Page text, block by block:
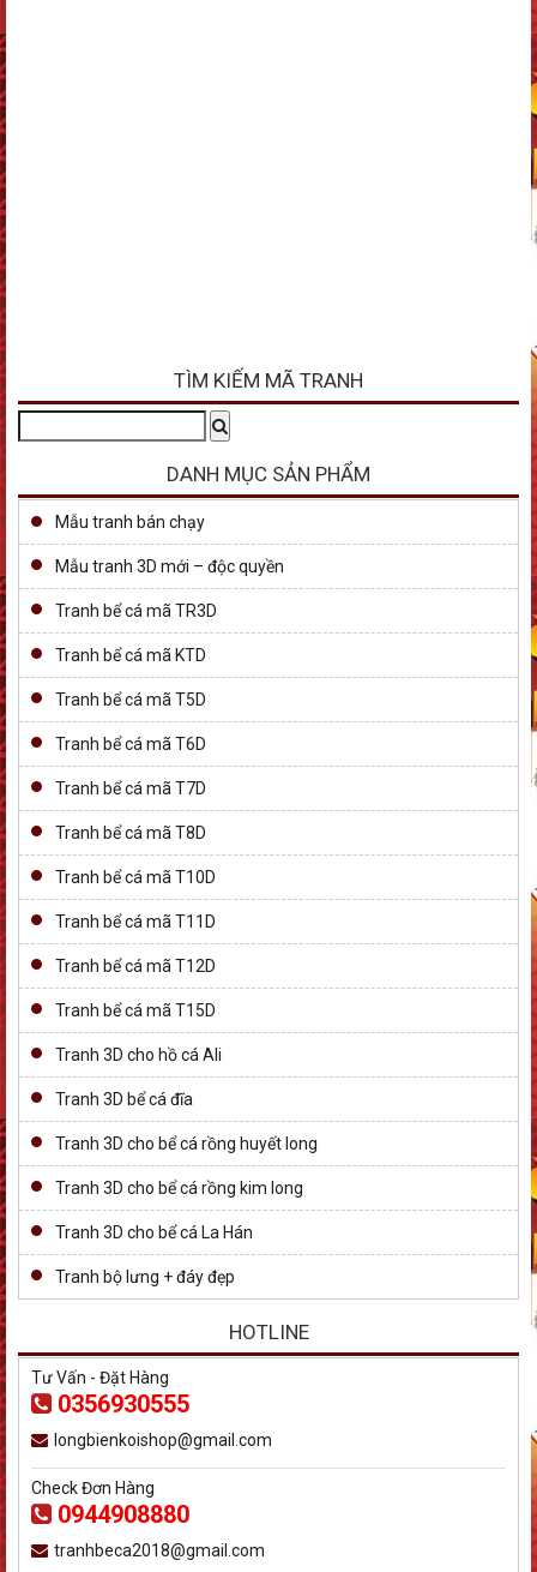
TÌM KIẾM MÃ TRANH
DANH MỤC SẢN PHẨM
Mẫu tranh bán chạy
Mẫu tranh 3D mới – độc quyền
Tranh bể cá mã TR3D
Tranh bể cá mã KTD
Tranh bể cá mã T5D
Tranh bể cá mã T6D
Tranh bể cá mã T7D
Tranh bể cá mã T8D
Tranh bể cá mã T10D
Tranh bể cá mã T11D
Tranh bể cá mã T12D
Tranh bể cá mã T15D
Tranh 3D cho hồ cá Ali
Tranh 3D bể cá đĩa
Tranh 3D cho bể cá rồng huyết long
Tranh 3D cho bể cá rồng kim long
Tranh 3D cho bể cá La Hán
Tranh bộ lưng + đáy đẹp
HOTLINE
Tư Vấn - Đặt Hàng
0356930555
longbienkoishop@gmail.com
Check Đơn Hàng
0944908880
tranhbeca2018@gmail.com